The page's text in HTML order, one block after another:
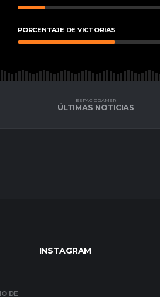
PORCENTAJE DE VICTORIAS
ESPACIO GAMER
ÚLTIMAS NOTICIAS
DE
INSTAGRAM